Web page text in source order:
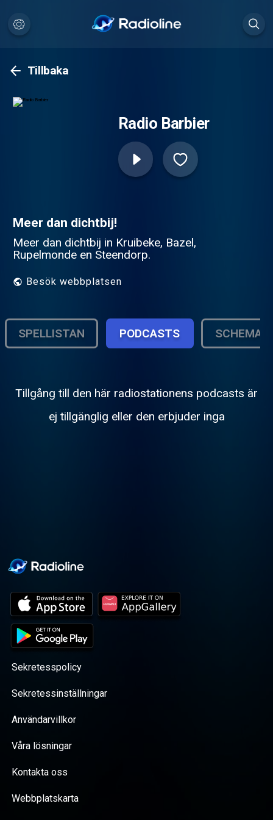
Tillbaka
Radio Barbier
Meer dan dichtbij!
Meer dan dichtbij in Kruibeke, Bazel,
Rupelmonde en Steendorp.
Besök webbplatsen
SPELLISTAN PODCASTS SCHEMA
Tillgång till den här radiostationens podcasts är
ej tillgänglig eller den erbjuder inga
Sekretesspolicy
Sekretessinställningar
Användarvillkor
Våra lösningar
Kontakta oss
Webbplatskarta